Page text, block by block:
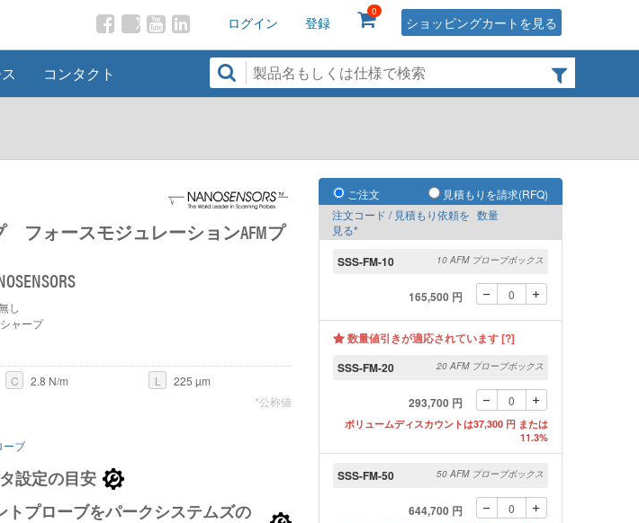
ログイン 登録
0
ショッピングカートを見る
コンタクト
ご注文
見積もりを請求(RFQ)
注文コード / 見積もり依頼を
見る*
数量
SSS-FM-10 10 AFM プローブボックス
165,500 円
数量値引きが適応されています [?]
SSS-FM-20
20 AFM プローブボックス
293,700 円
ボリュームディスカウントは37,300 円 または
11.3%
SSS-FM-50 50 AFM プローブボックス
644,700 円
イメージ 拡大
フォースモジュレーションAFMプ
し
ャープ
C 2.8 N/m L
225 µm
*公称値
ーブ
設定の目安
トプローブをパークシステムズの